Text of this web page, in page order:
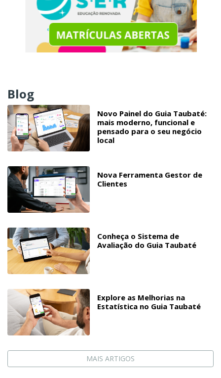
Blog
Novo Painel do Guia Taubaté:
mais moderno, funcional e
pensado para o seu negócio
local
Nova Ferramenta Gestor de
Clientes
Conheça o Sistema de
Avaliação do Guia Taubaté
Explore as Melhorias na
Estatística no Guia Taubaté
MAIS ARTIGOS